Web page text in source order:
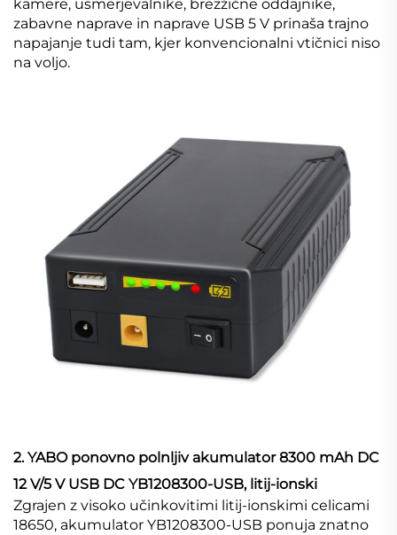
kamere, usmerjevalnike, brezžične oddajnike,
zabavne naprave in naprave USB 5 V prinaša trajno
napajanje tudi tam, kjer konvencionalni vtičnici niso
na voljo.
2. YABO ponovno polnljiv akumulator 8300 mAh DC
12 V/5 V USB DC YB1208300-USB, litij-ionski
Zgrajen z visoko učinkovitimi litij-ionskimi celicami
18650, akumulator YB1208300-USB ponuja znatno